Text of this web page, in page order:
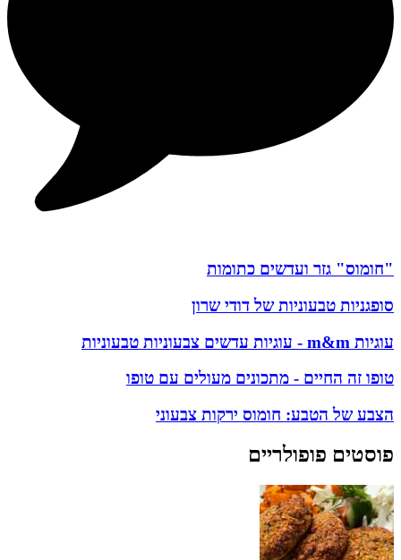
"חומוס" גזר ועדשים כתומות
סופגניות טבעוניות של דודי שרון
עוגיות m&m - עוגיות עדשים צבעוניות טבעוניות
טופו זה החיים - מתכונים מעולים עם טופו
הצבע של הטבע: חומוס ירקות צבעוני
פוסטים פופולריים